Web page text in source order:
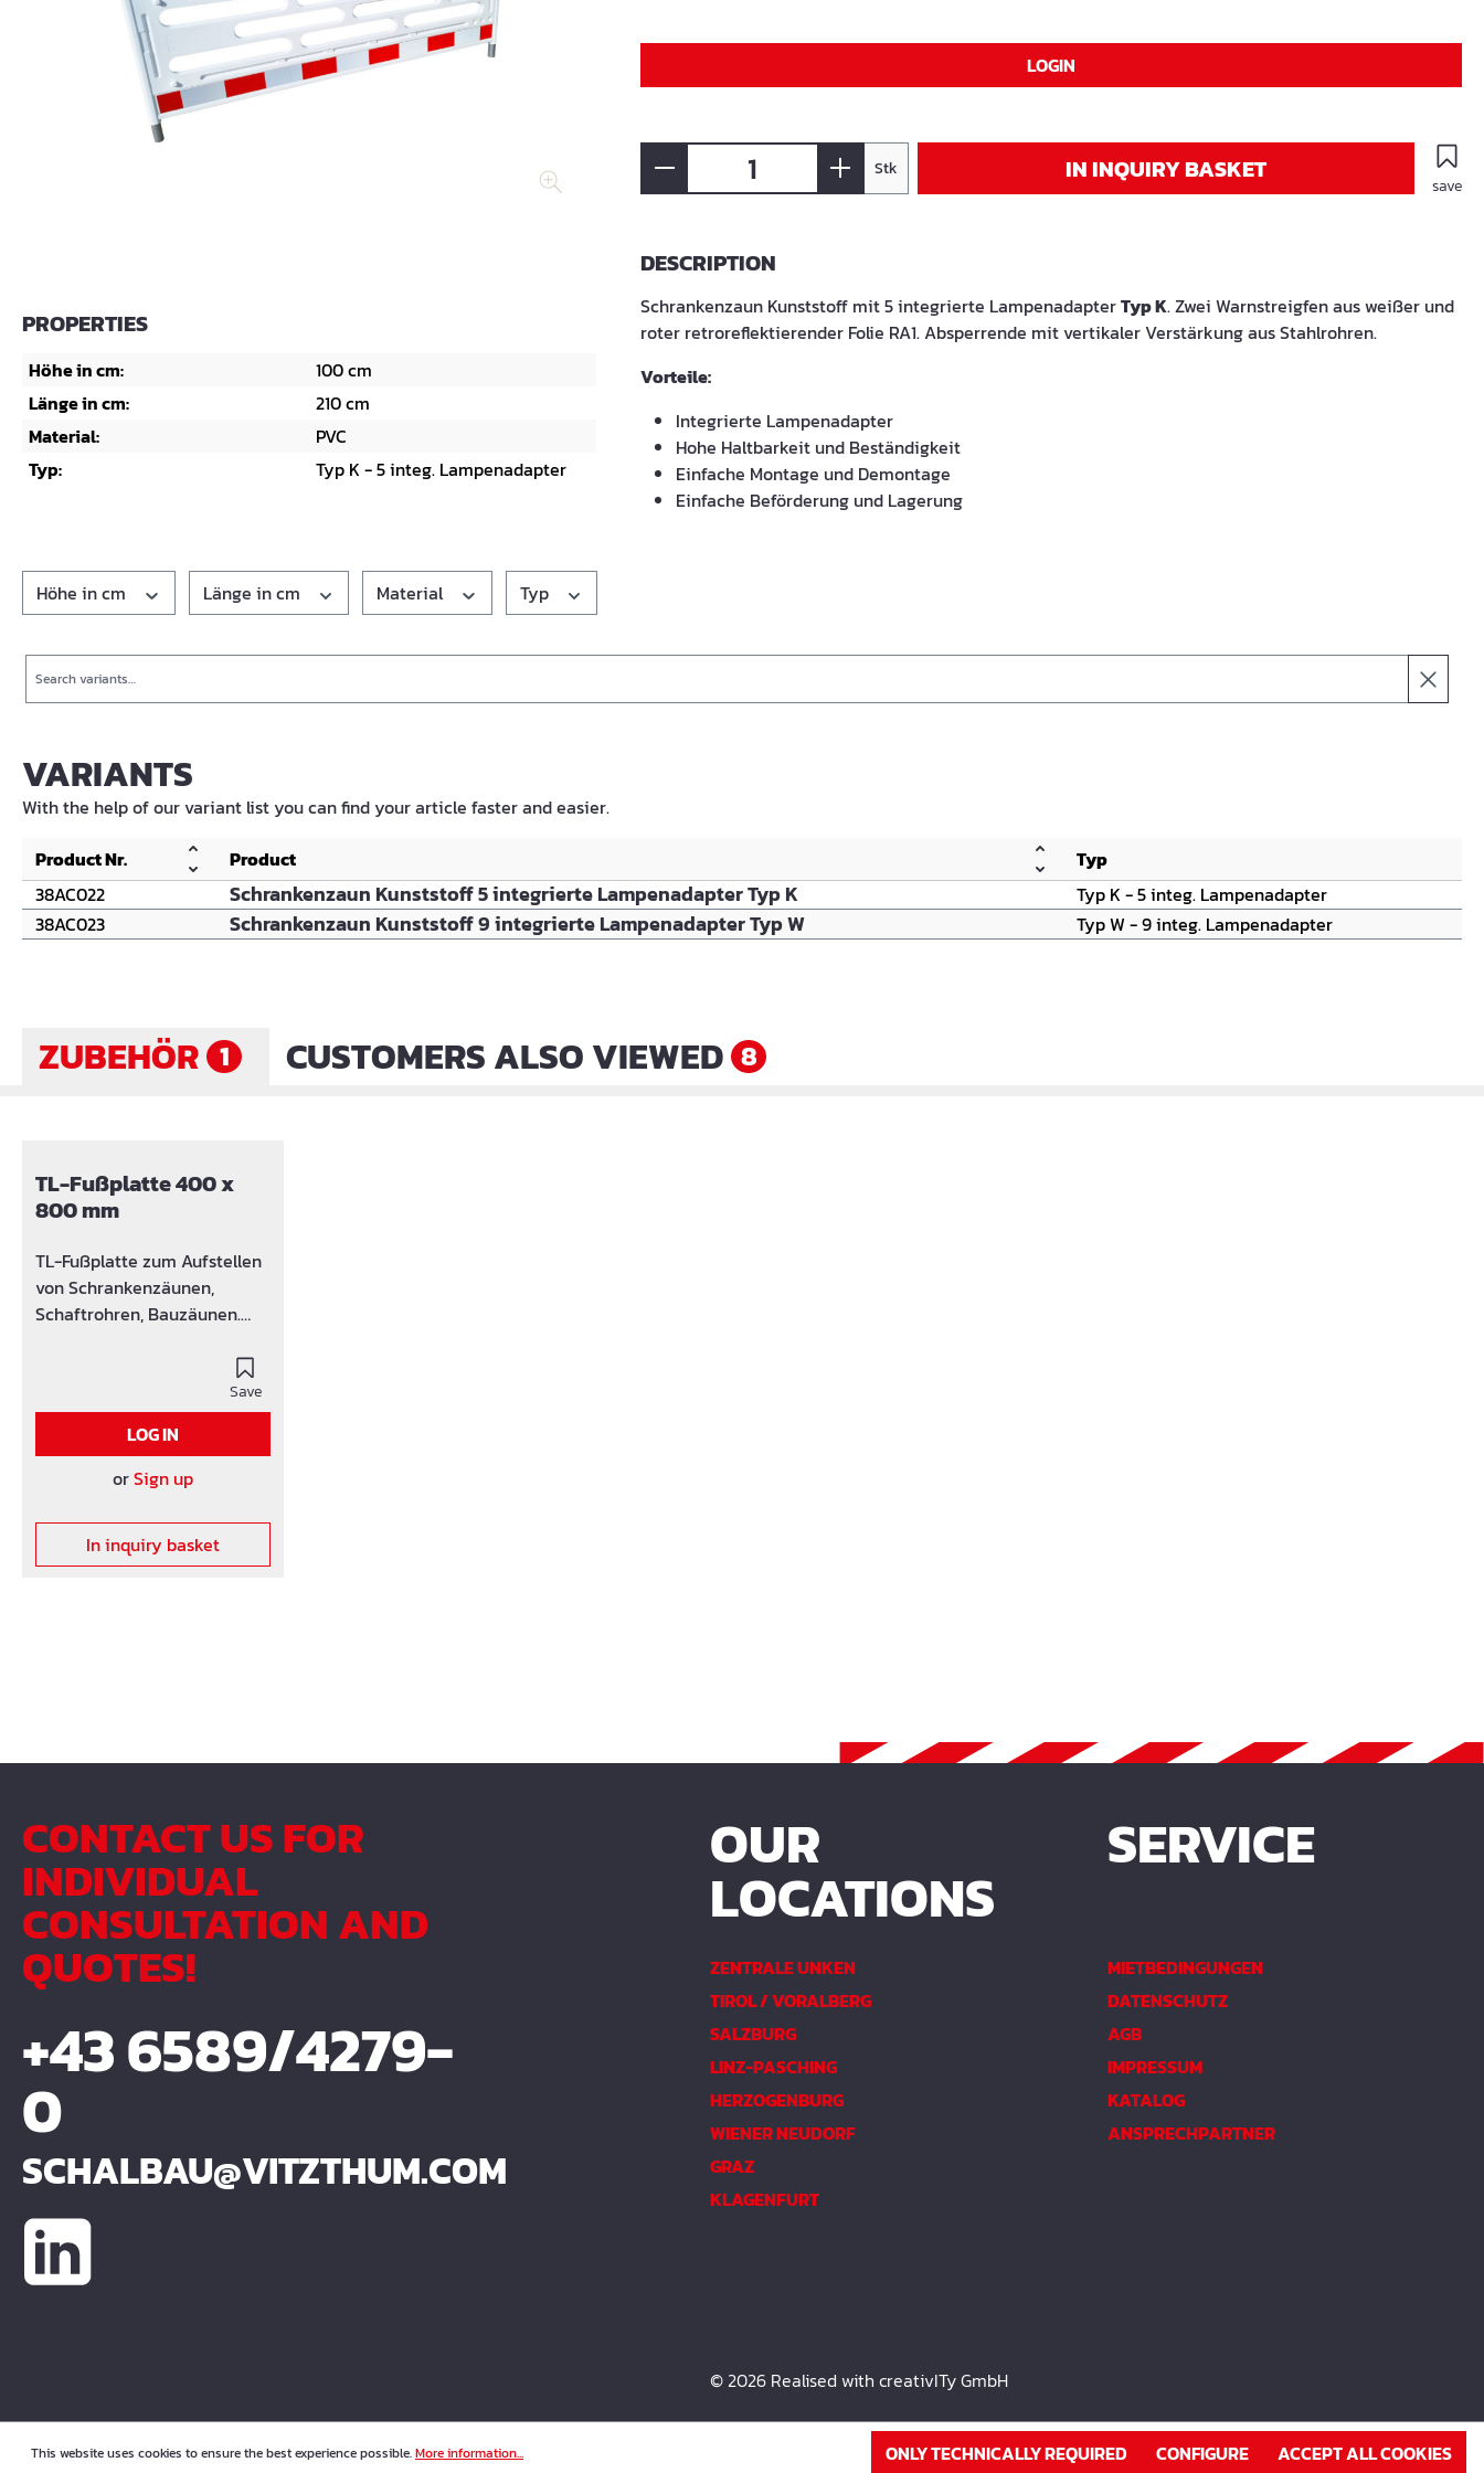
PROPERTIES
Höhe in cm:
100 cm
Länge in cm:
210 cm
Material:
PVC
Typ:
Typ K - 5 integ. Lampenadapter
LOGIN
Stk IN INQUIRY BASKET
save
DESCRIPTION
Schrankenzaun Kunststoff mit 5 integrierte LampenadapterTyp K. Zwei Warnstreigfen aus weißer und
roter retroreflektierender Folie RA1. Absperrende mit vertikaler Verstärkung aus Stahlrohren.
Vorteile:
Integrierte Lampenadapter
Hohe Haltbarkeit und Beständigkeit
Einfache Montage und Demontage
Einfache Beförderung und Lagerung
Höhe in cm Länge in cm Material Typ
VARIANTS
With the help of our variant list you can find your article faster and easier.
Product Nr.
Product
Typ
38AC022
Schrankenzaun Kunststoff 5 integrierte Lampenadapter Typ K
Typ K - 5 integ. Lampenadapter
38AC023
Schrankenzaun Kunststoff 9 integrierte Lampenadapter Typ W Typ W - 9 integ. Lampenadapter
ZUBEHÖR 1 CUSTOMERS ALSO VIEWED 8
TL-Fußplatte 400 x
800 mm
TL-Fußplatte zum Aufstellen
von Schrankenzäunen,
Schaftrohren, Bauzäunen.
KunststoffrecyclingÖffnunge
n: 1 x 40 x 40 mm, 1 x 60 x 60
mm, 2 x Ø 42 mm
Save
LOG IN
orSign up
In inquiry basket
CONTACT US FOR
INDIVIDUAL
CONSULTATION AND
QUOTES!
+43 6589/4279-
0
SCHALBAU@VITZTHUM.COM
OUR
LOCATIONS
ZENTRALE UNKEN
TIROL / VORALBERG
SALZBURG
LINZ-PASCHING
HERZOGENBURG
WIENER NEUDORF
GRAZ
KLAGENFURT
SERVICE
MIETBEDINGUNGEN
DATENSCHUTZ
AGB
IMPRESSUM
KATALOG
ANSPRECHPARTNER
© 2026 Realised with creativITy GmbH
This website uses cookies to ensure the best experience possible.More information... ONLY TECHNICALLY REQUIRED CONFIGURE ACCEPT ALL COOKIES